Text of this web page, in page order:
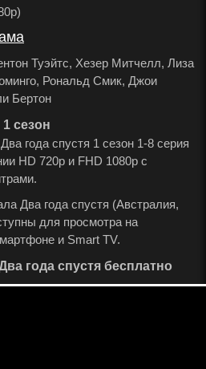
Туэйтс, Хезер Митчелл, Лиза
Рональд Смик, Джои
Бертон
1 сезон
года спустя 1 сезон 1-8 серия
HD 720p и FHD 1080p с
Два года спустя (Австралия,
для просмотра на
и Smart TV.
года спустя бесплатно